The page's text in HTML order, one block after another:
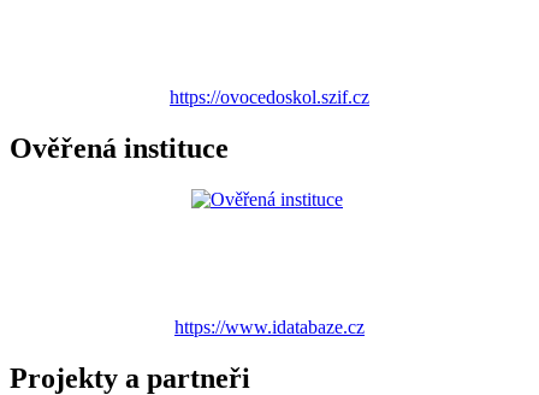
https://ovocedoskol.szif.cz
Ověřená instituce
https://www.idatabaze.cz
Projekty a partneři